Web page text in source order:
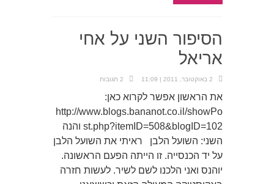
הסיפור השני על אחי
אריאל
2 באוקטובר, 2011 | 11:09 2 תגובות
את הראשון אפשר לקרוא כאן:
http://www.blogs.bananot.co.il/showPo
st.php?itemID=508&blogID=102 והנה
השני: השועל הלבן ראיתי את השועל הלבן
על יד הכנסייה. זו הייתה הפעם הראשונה.
יוהנס ואני הלכנו לשם לשיר. לעשות חזרה